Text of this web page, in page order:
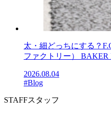
太・細どっちにする？
ファクトリー） BAKER
2026.08.04
#Blog
STAFFスタッフ